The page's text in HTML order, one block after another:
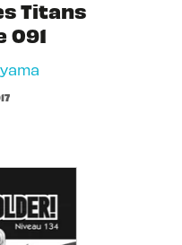
Titans
091